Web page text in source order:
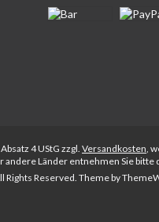
4 UStG zzgl. Versandkosten,
Länder entnehmen Sie
Rights Reserved. Theme by